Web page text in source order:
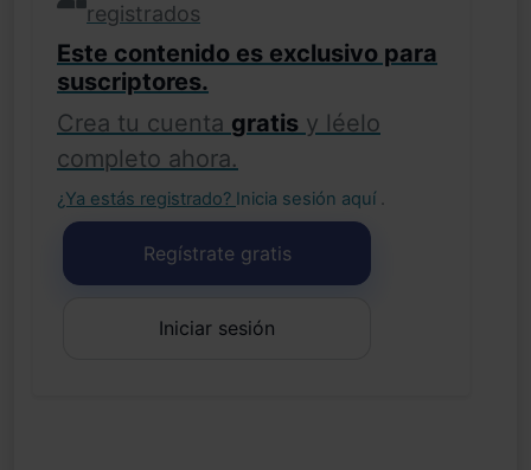
registrados
Este contenido es exclusivo para
suscriptores.
Crea tu cuenta gratis y léelo
completo ahora.
¿Ya estás registrado? Inicia sesión aquí .
Regístrate gratis
Iniciar sesión